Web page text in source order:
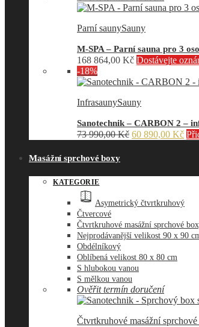
Parní saunySauny
M-SPA – Parní sauna pro 3
168 864,00 Kč Dostávejte
-18%
InfrasaunySauny
Sanotechnik – CARBON 2 –
73 990,00Kč Původní
990,00 Kč.
60 890,00 Kč
Masážní sprchové boxy
KATEGORIE
Asymetrický čtvrtkruhový
Čtvercové
Čtvrtkruhové masážní sprchové
Nejprodávanější velikost 90 x 90
Obdélníkový
Oblíbená velikost 80 x 80 cm
S hlubokou vanou
S mělkou vanou
Ověřit termín doručení
Čtvrtkruhové masážní